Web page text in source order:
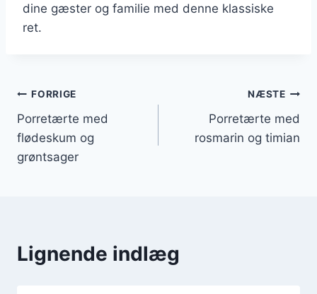
dine gæster og familie med denne klassiske
ret.
Indlægsnavigation
FORRIGE
Porretærte med
flødeskum og
grøntsager
NÆSTE
Porretærte med
rosmarin og timian
Lignende indlæg